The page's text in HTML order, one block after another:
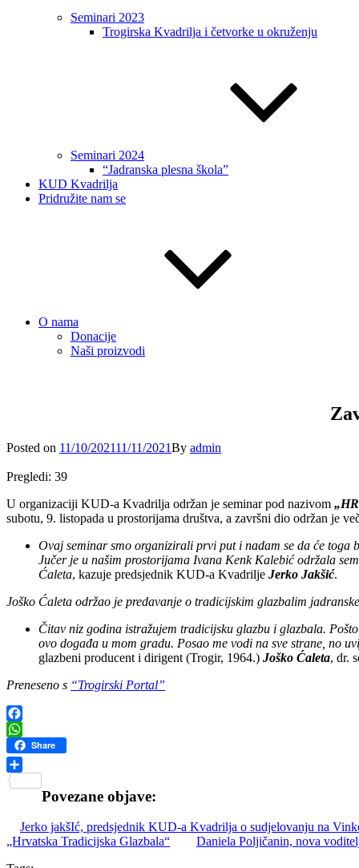
Seminari 2023
Trogirska Kvadrilja i četvorke u okruženju
Seminari 2024
“Jadranska plesna škola”
KUD Kvadrilja
Pridružite nam se
O nama
Donacije
Naši proizvodi
Posted on Posted
11/10/202111/11/2021By admin
Pregledi: 39
U organizaciji KUD-a Kvadrilja održan je seminar pod nazivom
subotu, 9. listopada u prostorijama društva, a završni dio održan je
Ovaj seminar smo organizirali prvi put i nadam se da će toga
Jučer je u našim prostorijama Ivana Kenk Kalebić održala
Ćaleta, kazuje predsjednik KUD-a Kvadrilje Jerko Jakšić.
Joško Ćaleta održao je predavanje o tradicijskim glazbalim
Čitav niz godina istražujem tradicijsku glazbu i glazbala.
ovo događa u mom gradu. Posao me vodi na sve strane, no
glazbeni producent i dirigent (Trogir, 1964.) Joško Ćaleta, dr.
Preneseno s “Trogirski Portal”
Facebook
WhatsApp
Share
Povezane objave:
Jerko jakšIć, predsjednik KUD-a Kvadrilja o sudjelovanju na
„Hrvatska Tradicijska Glazbala“
Daniela Poljičanin, nova